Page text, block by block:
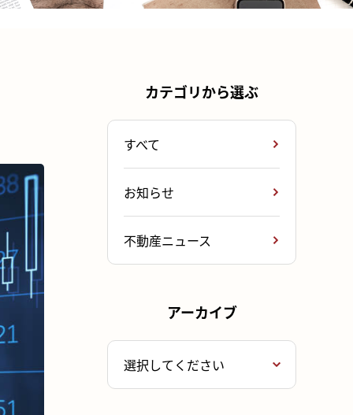
カテゴリから選ぶ
すべて
お知らせ
不動産ニュース
アーカイブ